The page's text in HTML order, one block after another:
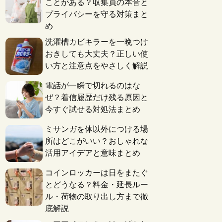
ことがある？収集員の本音と
プライバシーを守る対策まと
め
洗濯槽カビキラーを一晩つけ
おきしても大丈夫？正しい使
い方と注意点をやさしく解説
電話が一瞬で切れるのはな
ぜ？着信履歴だけ残る原因と
今すぐ試せる対処法まとめ
ミサンガを体以外につける場
所はどこがいい？おしゃれな
活用アイデアと意味まとめ
コインロッカーは日をまたぐ
とどうなる？料金・延長ルー
ル・荷物の取り出し方まで徹
底解説